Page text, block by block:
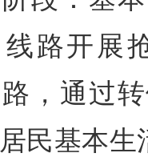
路开展
，通过
民基本